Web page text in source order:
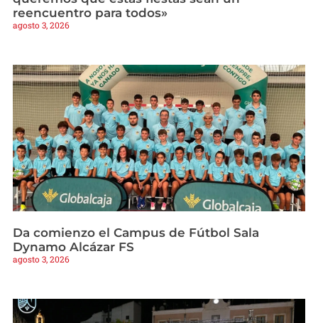
reencuentro para todos»
agosto 3, 2026
Da comienzo el Campus de Fútbol Sala
Dynamo Alcázar FS
agosto 3, 2026